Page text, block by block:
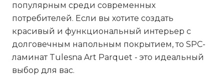
популярным среди современных
потребителей. Если вы хотите создать
красивый и функциональный интерьер с
долговечным напольным покрытием, то SPC-
ламинат Tulesna Art Parquet - это идеальный
выбор для вас.